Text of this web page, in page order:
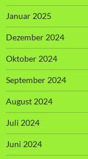
Januar 2025
Dezember 2024
Oktober 2024
September 2024
August 2024
Juli 2024
Juni 2024